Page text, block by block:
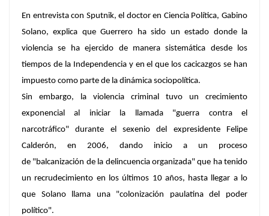
En entrevista con Sputnik, el doctor en Ciencia Política, Gabino
Solano, explica queGuerrero ha sido un estado donde la
violencia se ha ejercido de manera sistemática desde los
tiempos de la Independencia y en el que los cacicazgos se han
impuesto como parte de la dinámica sociopolítica.
Sin embargo, la violencia criminal tuvo un crecimiento
exponencial al iniciar la llamada "guerra contra el
narcotráfico" durante el sexenio del expresidente Felipe
Calderón, en 2006, dando inicio a un proceso
de "balcanización de la delincuencia organizada" que ha tenido
un recrudecimiento en los últimos 10 años, hasta llegar a lo
que Solano llama una "colonización paulatina del poder
político".